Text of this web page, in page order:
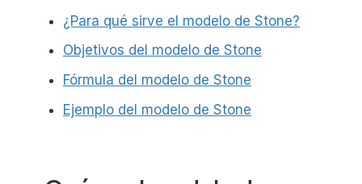
¿Para qué sirve el modelo de Stone?
Objetivos del modelo de Stone
Fórmula del modelo de Stone
Ejemplo del modelo de Stone